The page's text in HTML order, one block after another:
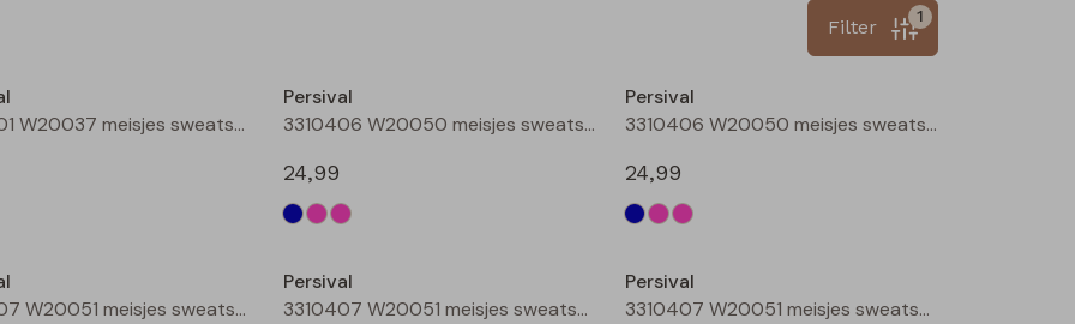
1
Filter
3310401 W20037 meisjes sweatshirt Oranje neon
Persival
3310406 W20050 meisjes sweatshirt Marine
24,99
Persival
3310406 W20050 meisjes sweatshirt Cerise
24,99
3310407 W20051 meisjes sweatshirt Bordeaux
Persival
3310407 W20051 meisjes sweatshirt Taupe
Persival
3310407 W20051 meisjes sweatshirt Petrol